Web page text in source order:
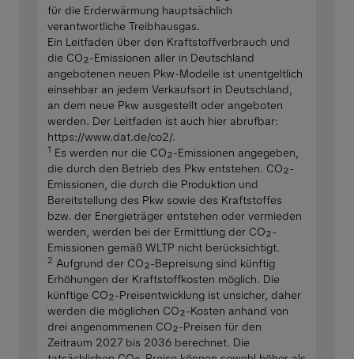
für die Erderwärmung hauptsächlich
verantwortliche Treibhausgas.
Ein Leitfaden über den Kraftstoffverbrauch und
die CO₂-Emissionen aller in Deutschland
angebotenen neuen Pkw-Modelle ist unentgeltlich
einsehbar an jedem Verkaufsort in Deutschland,
an dem neue Pkw ausgestellt oder angeboten
werden. Der Leitfaden ist auch hier abrufbar:
https://www.dat.de/co2/.
1 Es werden nur die CO₂-Emissionen angegeben,
die durch den Betrieb des Pkw entstehen. CO₂-
Emissionen, die durch die Produktion und
Bereitstellung des Pkw sowie des Kraftstoffes
bzw. der Energieträger entstehen oder vermieden
werden, werden bei der Ermittlung der CO₂-
Emissionen gemäß WLTP nicht berücksichtigt.
2 Aufgrund der CO₂-Bepreisung sind künftig
Erhöhungen der Kraftstoffkosten möglich. Die
künftige CO₂-Preisentwicklung ist unsicher, daher
werden die möglichen CO₂-Kosten anhand von
drei angenommenen CO₂-Preisen für den
Zeitraum 2027 bis 2036 berechnet. Die